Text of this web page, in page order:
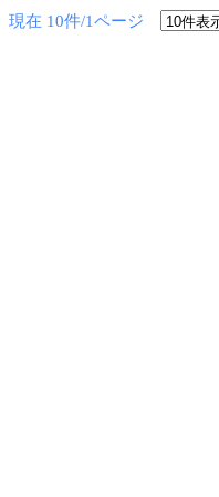
現在 10件/1ページ